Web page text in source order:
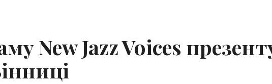
New Jazz Voices